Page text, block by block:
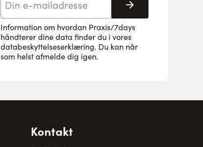
Tilmeld her
Information om hvordan Praxis/7days
håndterer dine data finder du i vores
databeskyttelseserklæring. Du kan når
som helst afmelde dig igen.
Kontakt